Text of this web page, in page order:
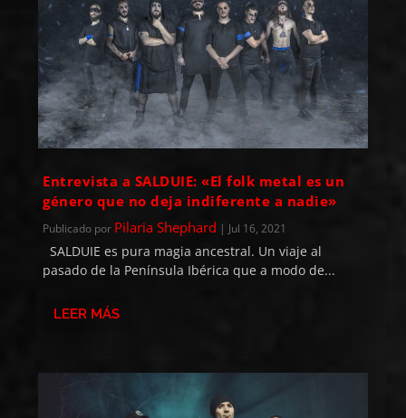
Entrevista a SALDUIE: «El folk metal es un
género que no deja indiferente a nadie»
Publicado por Pilaria Shephard | Jul 16, 2021
SALDUIE es pura magia ancestral. Un viaje al
pasado de la Península Ibérica que a modo de...
LEER MÁS